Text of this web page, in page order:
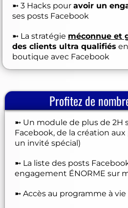
➼ 3 Hacks pour avoir un
ses posts Facebook
➼ La stratégie méconnue et
des clients ultra qualifiés
boutique avec Facebook
Profitez de
➼ Un module de plus de 2H
Facebook, de la création
un invité spécial)
➼ La liste des posts
engagement ÉNORME sur
➼ Accès au programme à